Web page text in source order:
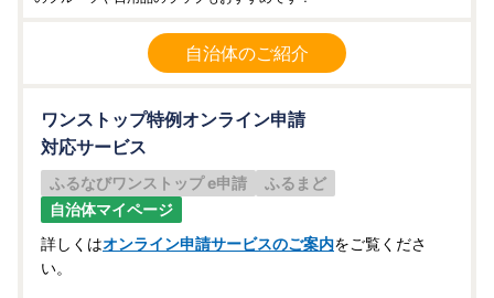
自治体のご紹介
ワンストップ特例オンライン申請
対応サービス
ふるなびワンストップ e申請
ふるまど
自治体マイページ
詳しくはオンライン申請サービスのご案内をご覧くださ
い。